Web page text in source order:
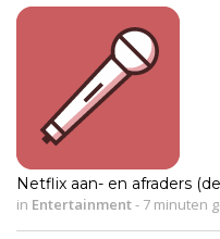
Netflix aan- en afraders
in Entertainment- 7 minuten